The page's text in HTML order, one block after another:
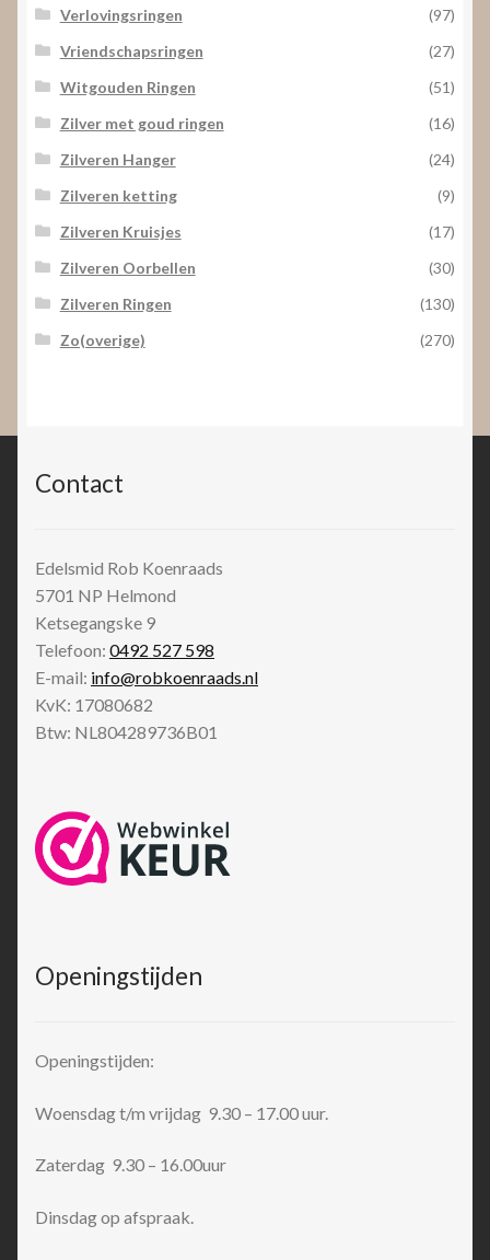
Verlovingsringen
(97)
Vriendschapsringen
(27)
Witgouden Ringen
(51)
Zilver met goud ringen
(16)
Zilveren Hanger
(24)
Zilveren ketting
(9)
Zilveren Kruisjes
(17)
Zilveren Oorbellen
(30)
Zilveren Ringen
(130)
Zo(overige)
(270)
Contact
Edelsmid Rob Koenraads
5701 NP Helmond
Ketsegangske 9
Telefoon: 0492 527 598
E-mail: info@robkoenraads.nl
KvK: 17080682
Btw: NL804289736B01
Openingstijden
Openingstijden:
Woensdag t/m vrijdag 9.30 – 17.00 uur.
Zaterdag 9.30 – 16.00uur
Dinsdag op afspraak.